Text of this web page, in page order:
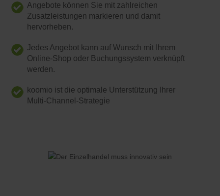
Angebote können Sie mit zahlreichen
Zusatzleistungen markieren und damit
hervorheben.
Jedes Angebot kann auf Wunsch mit Ihrem
Online-Shop oder Buchungssystem verknüpft
werden.
koomio ist die optimale Unterstützung Ihrer
Multi-Channel-Strategie